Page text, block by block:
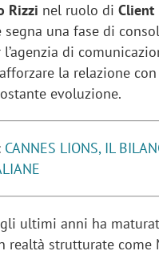
Rizzi nel ruolo di Client
segna una fase di
di
la relazione
evoluzione.
CANNES LIONS, IL
ultimi anni ha
realtà strutturate come